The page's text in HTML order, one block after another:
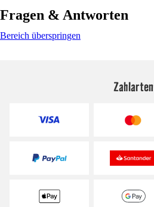
Fragen & Antworten
Bereich überspringen
Zahlarten